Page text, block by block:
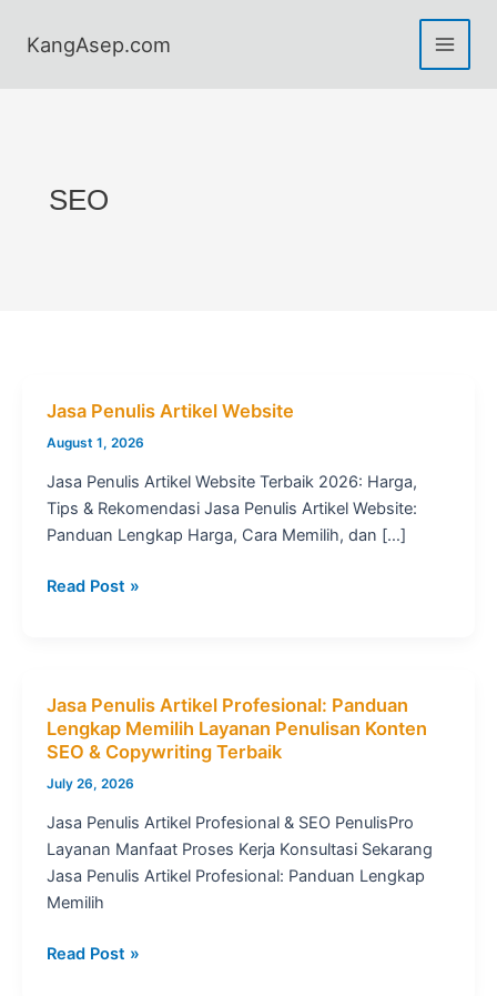
KangAsep.com
SEO
Jasa Penulis Artikel Website
August 1, 2026
Jasa Penulis Artikel Website Terbaik 2026: Harga,
Tips & Rekomendasi Jasa Penulis Artikel Website:
Panduan Lengkap Harga, Cara Memilih, dan […]
Jasa
Read Post »
Jasa Penulis Artikel Profesional: Panduan
Lengkap Memilih Layanan Penulisan Konten
SEO & Copywriting Terbaik
July 26, 2026
Jasa Penulis Artikel Profesional & SEO PenulisPro
Layanan Manfaat Proses Kerja Konsultasi Sekarang
Jasa Penulis Artikel Profesional: Panduan Lengkap
Memilih
Jasa
Read Post »